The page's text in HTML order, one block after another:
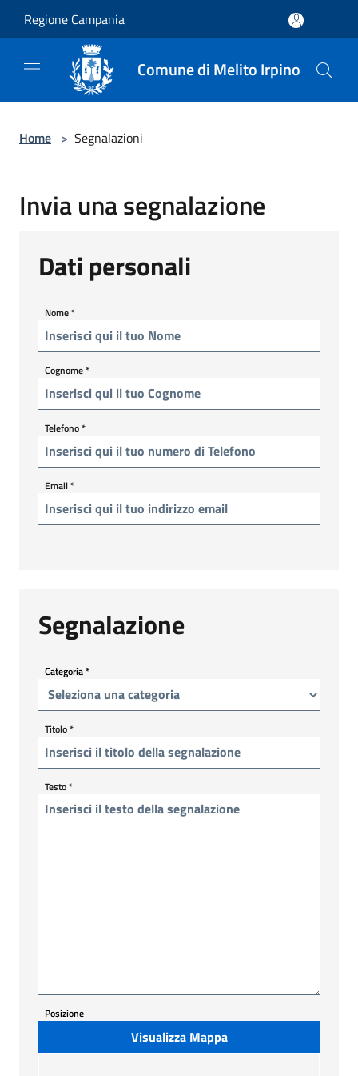
Regione Campania
Comune di Melito Irpino
Home > Segnalazioni
Invia una segnalazione
Dati personali
Nome*
Cognome*
Telefono*
Email*
Segnalazione
Categoria*
Titolo*
Testo*
Posizione
Visualizza Mappa